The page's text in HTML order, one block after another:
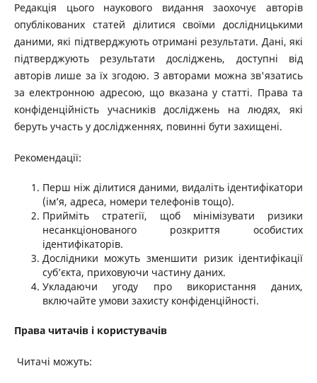
Редакція цього наукового видання заохочує авторів
опублікованих статей ділитися своїми дослідницькими
даними, які підтверджують отримані результати. Дані, які
підтверджують результати досліджень, доступні від
авторів лише за їх згодою. З авторами можна зв'язатись
за електронною адресою, що вказана у статті. Права та
конфіденційність учасників досліджень на людях, які
беруть участь у дослідженнях, повинні бути захищені.
Рекомендації:
Перш ніж ділитися даними, видаліть ідентифікатори
(ім’я, адреса, номери телефонів тощо).
Прийміть стратегії, щоб мінімізувати ризики
несанкціонованого розкриття особистих
ідентифікаторів.
Дослідники можуть зменшити ризик ідентифікації
суб’єкта, приховуючи частину даних.
Укладаючи угоду про використання даних,
включайте умови захисту конфіденційності.
Права читачів і користувачів
Читачі можуть: